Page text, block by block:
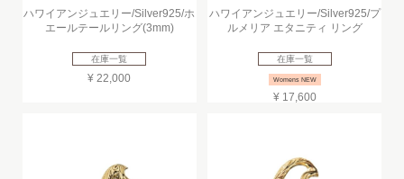
ハワイアンジュエリー/Silver925/ホ
エールテールリング(3mm)
在庫一覧
¥ 22,000
ハワイアンジュエリー/Silver925/プ
ルメリア エタニティ リング
在庫一覧
Womens NEW
¥ 17,600